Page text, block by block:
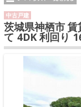
中古戸建
茨城県神栖市
て 4DK 利回り